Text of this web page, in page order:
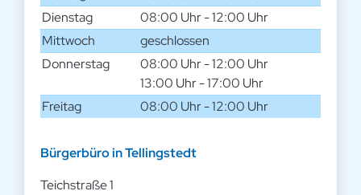
Dienstag
08:00 Uhr - 12:00 Uhr
Mittwoch
geschlossen
Donnerstag
08:00 Uhr - 12:00 Uhr
13:00 Uhr - 17:00 Uhr
Freitag
08:00 Uhr - 12:00 Uhr
Bürgerbüro in Tellingstedt
Teichstraße 1